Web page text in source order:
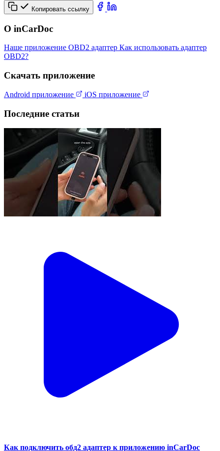
Копировать ссылку
О inCarDoc
Наше приложение OBD2 адаптер Как использовать адаптер
OBD2?
Скачать приложение
Android приложение iOS приложение
Последние статьи
Как подключить обд2 адаптер к приложению inCarDoc